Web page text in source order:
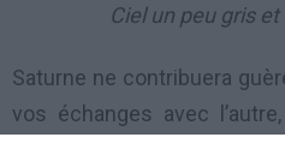
Ciel un peu gris
Saturne ne contribuera
vos échanges avec